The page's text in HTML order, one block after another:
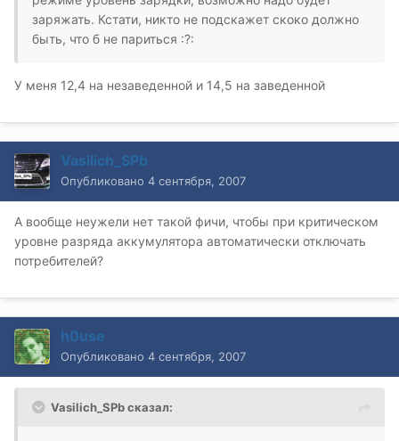
заряжать. Кстати, никто не подскажет скоко должно
быть, что б не париться :?:
У меня 12,4 на незаведенной и 14,5 на заведенной
Vasilich_SPb
Опубликовано 4 сентября, 2007
А вообще неужели нет такой фичи, чтобы при критическом
уровне разряда аккумулятора автоматически отключать
потребителей?
h0use
Опубликовано 4 сентября, 2007
Vasilich_SPb сказал: